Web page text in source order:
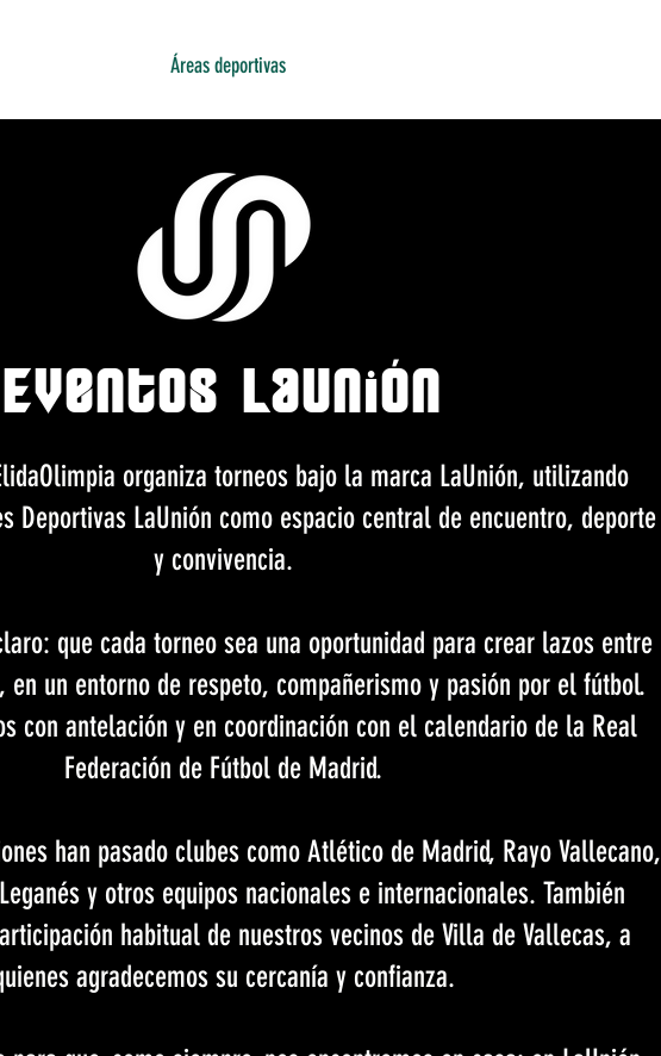
Áreas deportivas
Eventos LaUnión
organiza torneos bajo la marca LaUnión, utilizando
Deportivas LaUnión como espacio central de encuentro, deporte
y convivencia.
que cada torneo sea una oportunidad para crear lazos entre
en un entorno de respeto, compañerismo y pasión por el fútbol.
con antelación y en coordinación con el calendario de la Real
Federación de Fútbol de Madrid.
han pasado clubes como Atlético de Madrid, Rayo Vallecano,
y otros equipos nacionales e internacionales. También
habitual de nuestros vecinos de Villa de Vallecas, a
agradecemos su cercanía y confianza.